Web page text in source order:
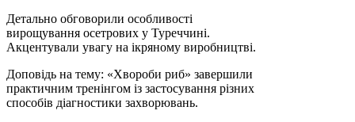
Детально обговорили особливості
вирощування осетрових у Туреччині.
Акцентували увагу на ікряному виробництві.
Доповідь на тему: «Хвороби риб» завершили
практичним тренінгом із застосування різних
способів діагностики захворювань.